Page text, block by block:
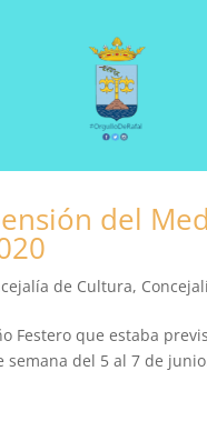
del
de Cultura,
Festero que estaba
del 5 al 7 de